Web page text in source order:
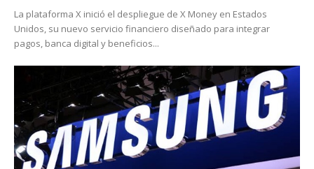
La plataforma X inició el despliegue de X Money en Estados
Unidos, su nuevo servicio financiero diseñado para integrar
pagos, banca digital y beneficios...